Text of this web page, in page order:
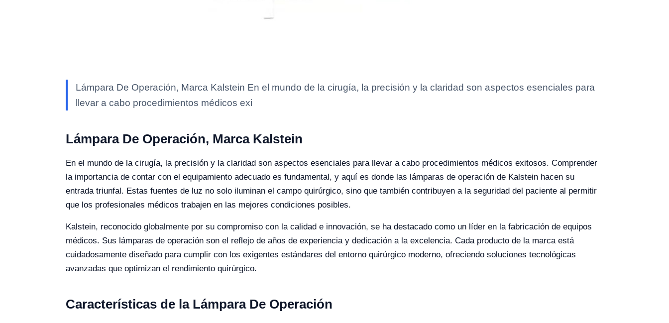
Lámpara De Operación, Marca Kalstein En el mundo de la cirugía, la precisión y la claridad son aspectos esenciales para
llevar a cabo procedimientos médicos exi
Lámpara De Operación, Marca Kalstein
En el mundo de la cirugía, la precisión y la claridad son aspectos esenciales para llevar a cabo procedimientos médicos exitosos. Comprender
la importancia de contar con el equipamiento adecuado es fundamental, y aquí es donde las lámparas de operación de Kalstein hacen su
entrada triunfal. Estas fuentes de luz no solo iluminan el campo quirúrgico, sino que también contribuyen a la seguridad del paciente al permitir
que los profesionales médicos trabajen en las mejores condiciones posibles.
Kalstein, reconocido globalmente por su compromiso con la calidad e innovación, se ha destacado como un líder en la fabricación de equipos
médicos. Sus lámparas de operación son el reflejo de años de experiencia y dedicación a la excelencia. Cada producto de la marca está
cuidadosamente diseñado para cumplir con los exigentes estándares del entorno quirúrgico moderno, ofreciendo soluciones tecnológicas
avanzadas que optimizan el rendimiento quirúrgico.
Características de la Lámpara De Operación